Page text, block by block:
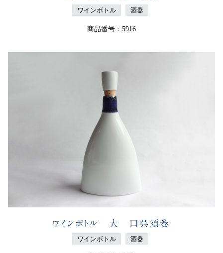
ワインボトル 酒器
商品番号：5916
ワインボトル 大 口呉須巻
ワインボトル 酒器